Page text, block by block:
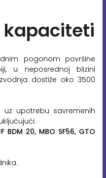
kapaciteti
pogonom površine
u neposrednoj blizini
dostiže oko 3500
uz upotrebu savremenih
BDM 20, MBO SF56, GTO